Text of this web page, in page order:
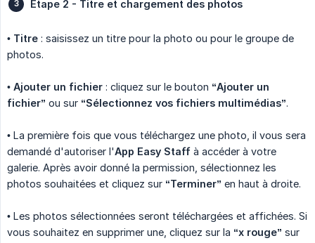
Étape 2 - Titre et chargement des photos
• Titre : saisissez un titre pour la photo ou pour le groupe de
photos.
• Ajouter un fichier : cliquez sur le bouton “Ajouter un
fichier” ou sur “Sélectionnez vos fichiers multimédias”.
• La première fois que vous téléchargez une photo, il vous sera
demandé d'autoriser l'App Easy Staff à accéder à votre
galerie. Après avoir donné la permission, sélectionnez les
photos souhaitées et cliquez sur “Terminer” en haut à droite.
• Les photos sélectionnées seront téléchargées et affichées. Si
vous souhaitez en supprimer une, cliquez sur la “x rouge” sur